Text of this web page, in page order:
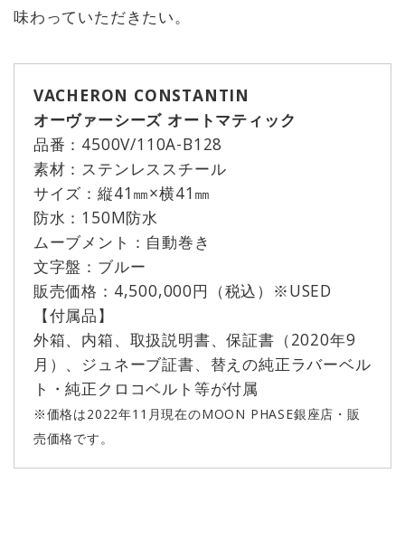
味わっていただきたい。
VACHERON CONSTANTIN
オーヴァーシーズ オートマティック
品番：4500V/110A-B128
素材：ステンレススチール
サイズ：縦41㎜×横41㎜
防水：150M防水
ムーブメント：自動巻き
文字盤：ブルー
販売価格：4,500,000円（税込）※USED
【付属品】
外箱、内箱、取扱説明書、保証書（2020年9
月）、ジュネーブ証書、替えの純正ラバーベル
ト・純正クロコベルト等が付属
※価格は2022年11月現在のMOON PHASE銀座店・販
売価格です。